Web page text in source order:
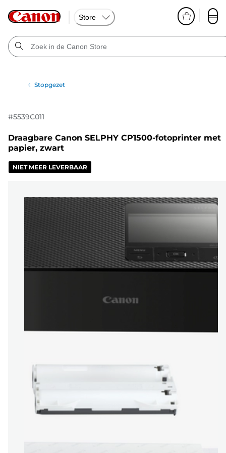
Store
Stopgezet
#5539C011
Draagbare Canon SELPHY CP1500-fotoprinter met
papier, zwart
NIET MEER LEVERBAAR